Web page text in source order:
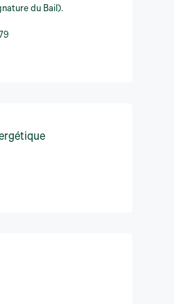
du Bail).